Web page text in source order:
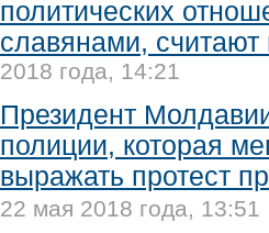
политических
славянами, считают
2018 года, 14:21
Президент
полиции, которая
выражать протест
22 мая 2018 года, 13:51